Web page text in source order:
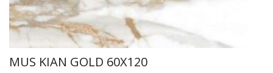
MUS KIAN GOLD 60X120